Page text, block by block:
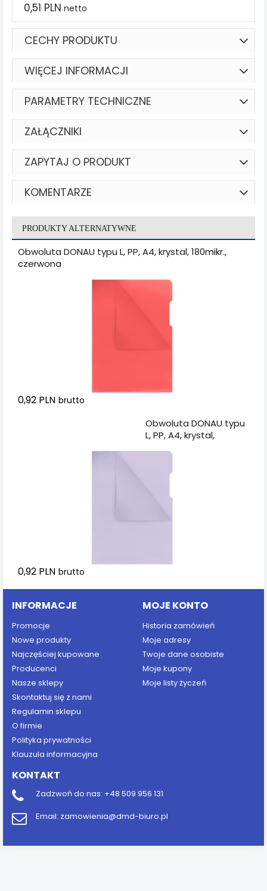
0,51 PLN netto
CECHY PRODUKTU
WIĘCEJ INFORMACJI
PARAMETRY TECHNICZNE
ZAŁĄCZNIKI
ZAPYTAJ O PRODUKT
KOMENTARZE
PRODUKTY ALTERNATYWNE
Obwoluta DONAU typu L, PP, A4, krystal, 180mikr.,
czerwona
0,92 PLN brutto
Obwoluta DONAU typu
L, PP, A4, krystal,
0,92 PLN brutto
INFORMACJE
Promocje
Nowe produkty
Najczęściej kupowane
Producenci
Nasze sklepy
Skontaktuj się z nami
Regulamin sklepu
O firmie
Polityka prywatności
Klauzula informacyjna
MOJE KONTO
Historia zamówień
Moje adresy
Twoje dane osobiste
Moje kupony
Moje listy życzeń
KONTAKT
Zadzwoń do nas: +48 509 956 131
Email: zamowienia@dmd-biuro.pl